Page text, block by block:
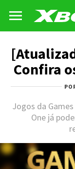
Confira
Jogos da
One já